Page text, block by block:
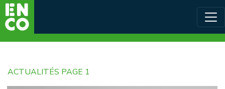
ACTUALITÉS PAGE 1